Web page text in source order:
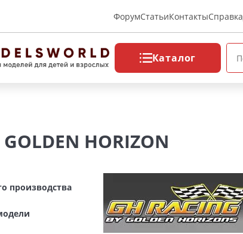
ФорумСтатьиКонтактыСправка
Каталог
модели
модели
HORIZON
производства